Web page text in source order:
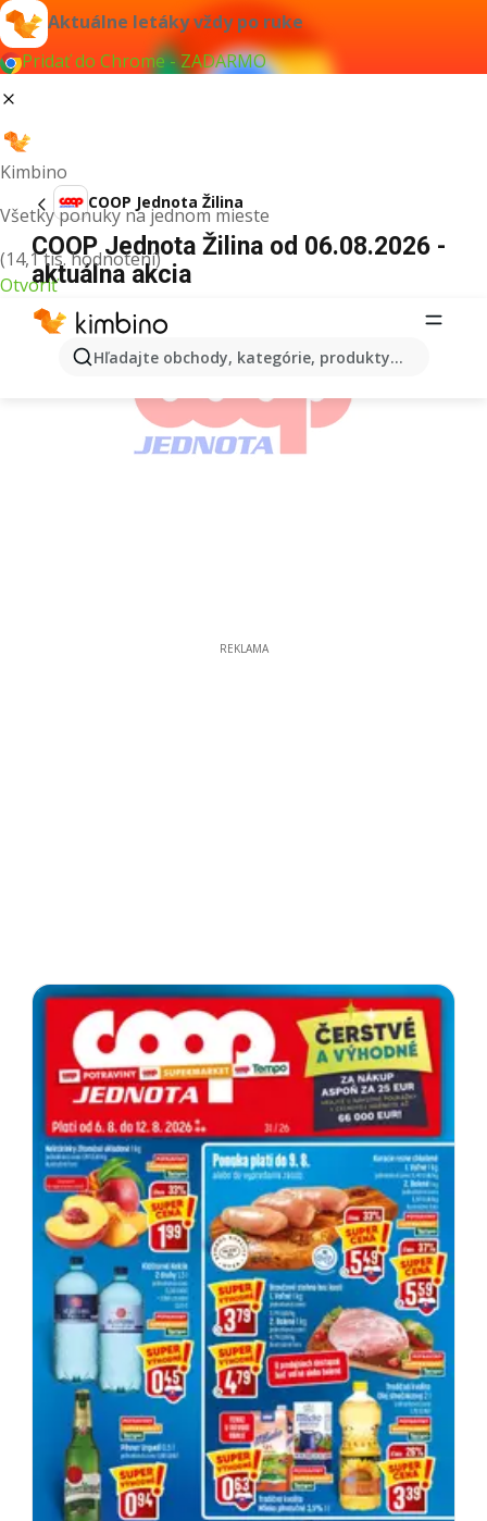
Aktuálne letáky vždy po ruke
Pridať do Chrome - ZADARMO
Kimbino
Všetky ponuky na jednom mieste
(14,1 tis. hodnotení)
Otvoriť
Hľadajte obchody, kategórie, produkty...
COOP Jednota Žilina
COOP Jednota Žilina od 06.08.2026 -
aktuálna akcia
REKLAMA